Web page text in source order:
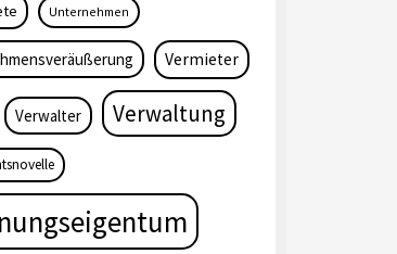
Unternehmen
Vermieter
Verwalter Verwaltung